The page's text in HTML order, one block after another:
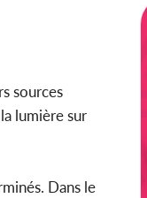
sources
lumière sur
Dans le